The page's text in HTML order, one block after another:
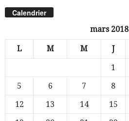
Calendrier
mars 2018
L M M J
1
5
6 7 8
12
13 14 15